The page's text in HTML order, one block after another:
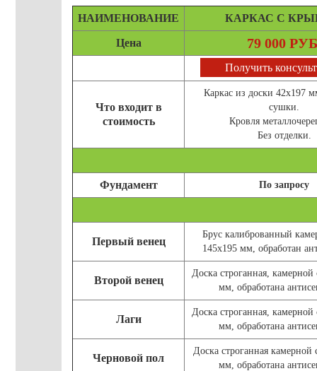
НАИМЕНОВАНИЕ КАРКАС С
Цена 79 000
Получить
Что входит в
стоимость
Каркас из доски 42х197
сушки.
Кровля
Без отделки.
Фундамент По запросу
Первый венец
Брус калиброванный
145х195 мм, обработан
Второй венец
Доска строганная,
мм, обработана
Лаги
Доска строганная,
мм, обработана
Черновой пол
Доска строганная
мм, обработана